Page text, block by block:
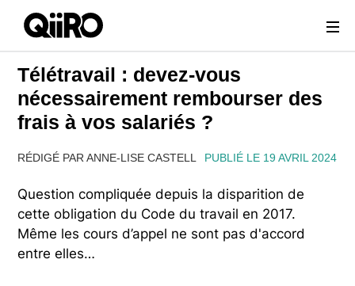
Webflow Homepage
Télétravail : devez-vous
nécessairement rembourser des
frais à vos salariés ?
RÉDIGÉ PAR ANNE-LISE CASTELL PUBLIÉ LE 19 AVRIL 2024
Question compliquée depuis la disparition de
cette obligation du Code du travail en 2017.
Même les cours d’appel ne sont pas d'accord
entre elles…